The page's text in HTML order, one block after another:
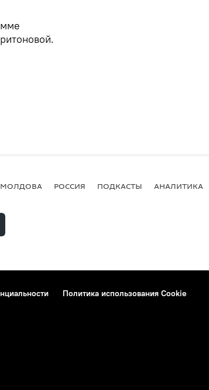
МОЛДОВА РОССИЯ ПОДКАСТЫ АНАЛИТИКА
Политика использования Cookie